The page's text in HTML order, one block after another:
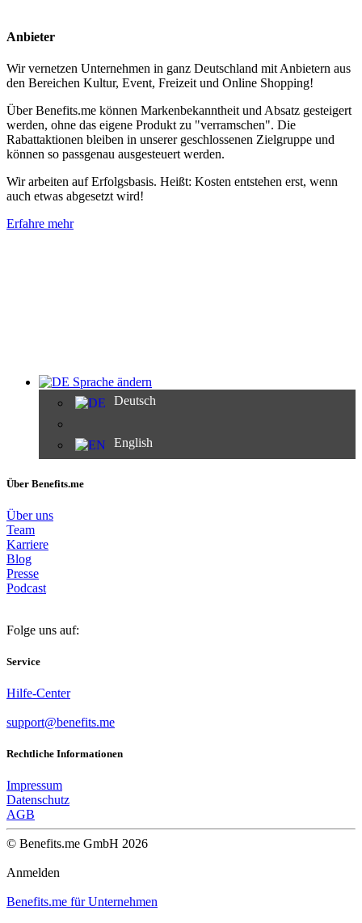
Anbieter
Wir vernetzen Unternehmen in ganz Deutschland mit Anbietern aus
den Bereichen Kultur, Event, Freizeit und Online Shopping!
Über Benefits.me können Markenbekanntheit und Absatz gesteigert
werden, ohne das eigene Produkt zu "verramschen". Die
Rabattaktionen bleiben in unserer geschlossenen Zielgruppe und
können so passgenau ausgesteuert werden.
Wir arbeiten auf Erfolgsbasis. Heißt: Kosten entstehen erst, wenn
auch etwas abgesetzt wird!
Erfahre mehr
Sprache ändern
Deutsch
English
Über Benefits.me
Über uns
Team
Karriere
Blog
Presse
Podcast
Folge uns auf:
Service
Hilfe-Center
support@benefits.me
Rechtliche Informationen
Impressum
Datenschutz
AGB
© Benefits.me GmbH 2026
Anmelden
Benefits.me für Unternehmen